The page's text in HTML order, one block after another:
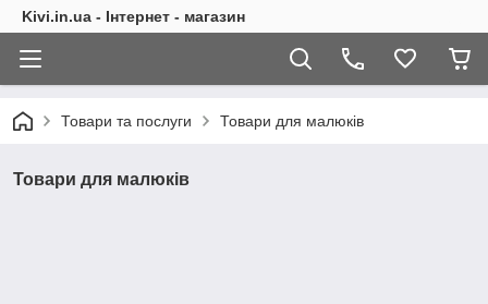
Kivi.in.ua - Інтернет - магазин
Товари та послуги Товари для малюків
Товари для малюків